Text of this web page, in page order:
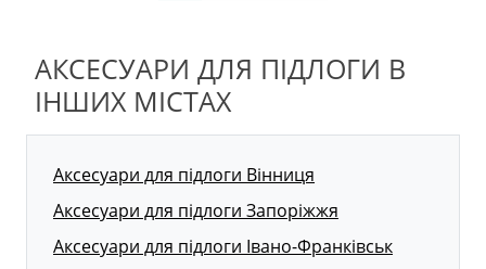
АКСЕСУАРИ ДЛЯ ПІДЛОГИ В
ІНШИХ МІСТАХ
Аксесуари для підлоги Вінниця
Аксесуари для підлоги Запоріжжя
Аксесуари для підлоги Івано-Франківськ